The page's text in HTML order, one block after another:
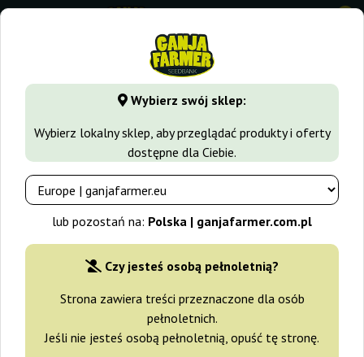
Wybierz swój sklep:
Wybierz lokalny sklep, aby przeglądać produkty i oferty
dostępne dla Ciebie.
lub pozostań na: Polska | ganjafarmer.com.pl
Czy jesteś osobą pełnoletnią?
Strona zawiera treści przeznaczone dla osób
pełnoletnich.
Jeśli nie jesteś osobą pełnoletnią, opuść tę stronę.
0
GanjaFarmer.com.pl Seedbanki Humboldt Seed Company
Nasiona marihuany Humboldt
Seed Company
-20%